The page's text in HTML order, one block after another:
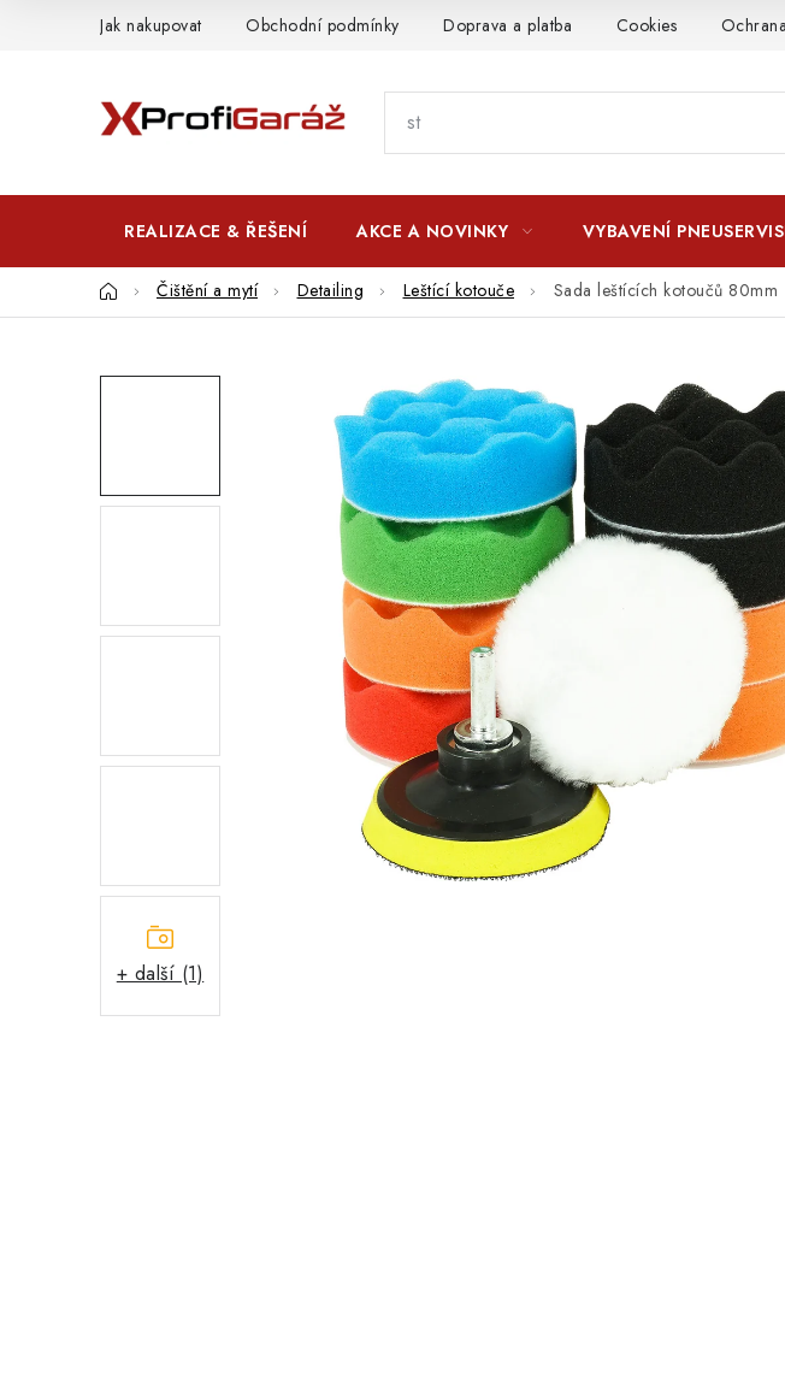
Jak nakupovat Obchodní podmínky Doprava a platba Cookies
REALIZACE & ŘEŠENÍ AKCE A NOVINKY VYBAVENÍ
DomůČištění a mytí Detailing Leštící kotouče Sada leštících kotoučů 80mm
+ další (1)